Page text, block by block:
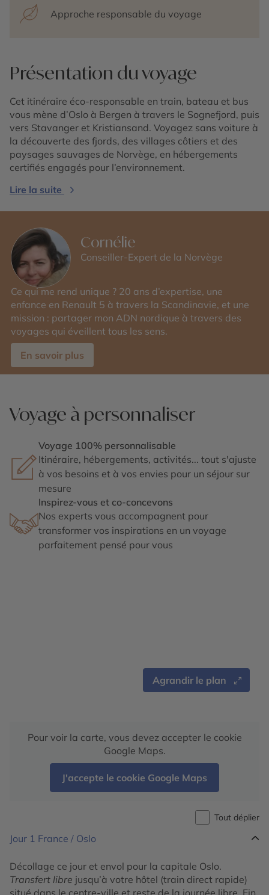
Approche responsable du voyage
Présentation du voyage
Cet itinéraire éco-responsable en train, bateau et bus
vous mène d’Oslo à Bergen à travers le Sognefjord, puis
vers Stavanger et Kristiansand. Voyagez sans voiture à
la découverte des fjords, des villages côtiers et des
paysages sauvages de Norvège, en hébergements
certifiés engagés pour l’environnement.
Lire la suite
Cornélie
Conseiller-Expert de la Norvège
Ce qui me rend unique ? 20 ans d’expertise, une
enfance en Renault 5 à travers la Scandinavie, et une
mission : partager mon ADN nordique à travers des
voyages qui éveillent tous les sens.
En savoir plus
Voyage à personnaliser
Voyage 100% personnalisable
Itinéraire, hébergements, activités... tout s'ajuste
à vos besoins et à vos envies pour un séjour sur
mesure
Inspirez-vous et co-concevons
Nos experts vous accompagnent pour
transformer vos inspirations en un voyage
parfaitement pensé pour vous
Agrandir le plan
Pour voir la carte, vous devez accepter le cookie
Google Maps.
J'accepte le cookie Google Maps
Tout déplier
Jour 1 France / Oslo
Décollage ce jour et envol pour la capitale Oslo.
Transfert libre jusqu’à votre hôtel (train direct rapide)
situé dans le centre-ville et reste de la journée libre. Fin